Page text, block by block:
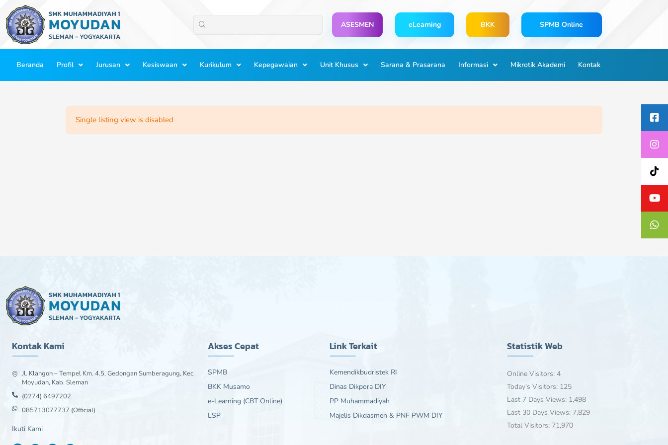
Lewati
ke
konten
ASESMEN eLearning BKK SPMB Online
Beranda Profil Jurusan Kesiswaan Kurikulum Kepegawaian Unit Khusus Sarana & Prasarana Informasi Mikrotik Akademi Kontak
Single listing view is disabled
Kontak Kami
Jl. Klangon – Tempel Km. 4.5, Gedongan Sumberagung, Kec.
Moyudan, Kab. Sleman
(0274) 6497202
085713077737 (Official)
Ikuti Kami
Akses Cepat
SPMB
BKK Musamo
e-Learning (CBT Online)
LSP
Link Terkait
Kemendikbudristek RI
Dinas Dikpora DIY
PP Muhammadiyah
Majelis Dikdasmen & PNF PWM DIY
Statistik Web
Online Visitors: 4
Today's Visitors: 125
Last 7 Days Views: 1,498
Last 30 Days Views: 7,829
Total Visitors: 71,970